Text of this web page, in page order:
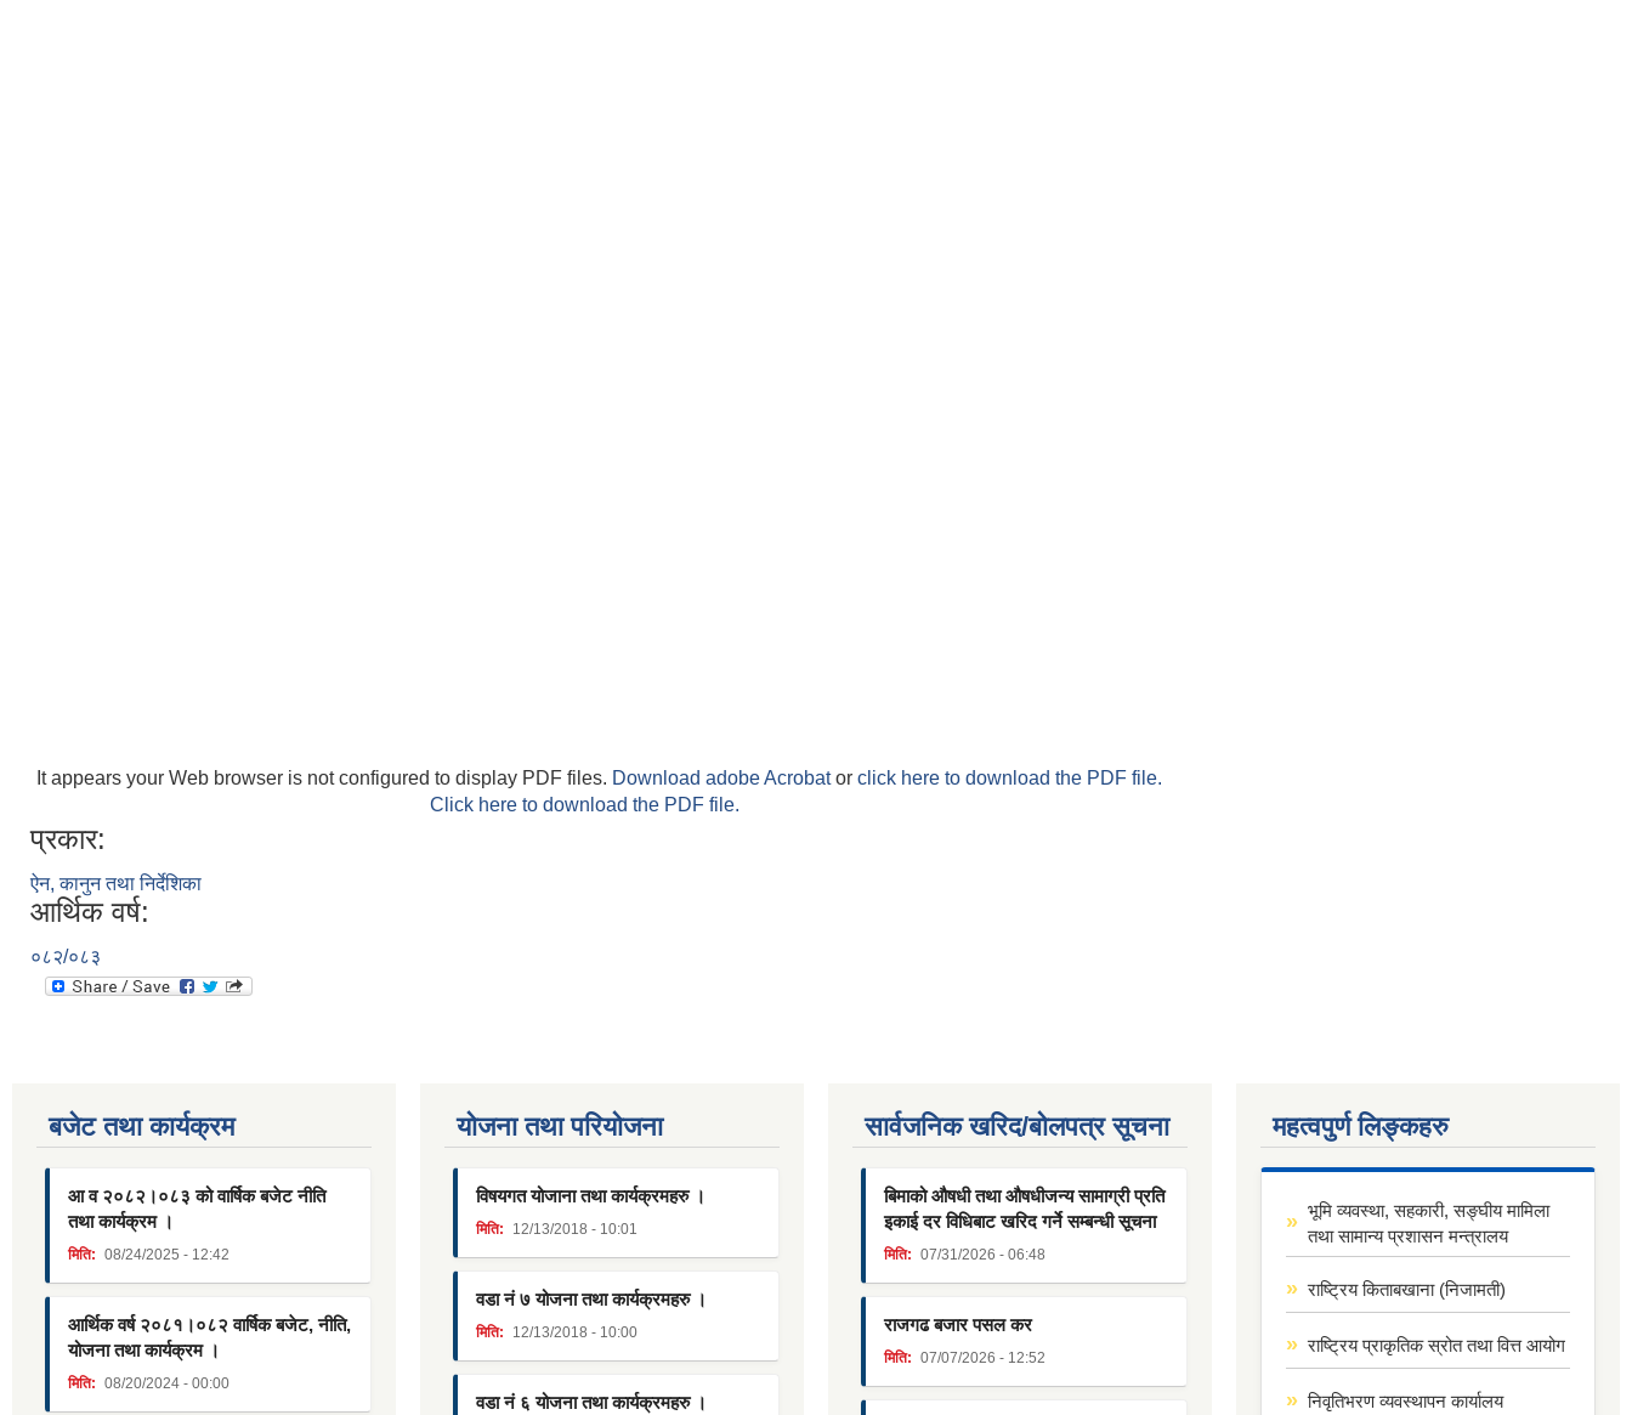
It appears your Web browser is not configured to display PDF files. Download adobe Acrobator click here to download the PDF file.
Click here to download the PDF file.
प्रकार:
ऐन, कानुन तथा निर्देशिका
आर्थिक वर्ष:
०८२/०८३
बजेट तथा कार्यक्रम
आ व २०८२।०८३ को वार्षिक बजेट नीति
तथा कार्यक्रम ।
मिति: 08/24/2025 - 12:42
आर्थिक वर्ष २०८१।०८२ वार्षिक बजेट, नीति,
योजना तथा कार्यक्रम ।
मिति: 08/20/2024 - 00:00
याेजना तथा परियाेजना
विषयगत योजाना तथा कार्यक्रमहरु ।
मिति: 12/13/2018 - 10:01
वडा नं ७ योजना तथा कार्यक्रमहरु ।
मिति: 12/13/2018 - 10:00
वडा नं ६ योजना तथा कार्यक्रमहरु ।
सार्वजनिक खरिद/बोलपत्र सूचना
बिमाको औषधी तथा औषधीजन्य सामाग्री प्रति
इकाई दर विधिबाट खरिद गर्ने सम्बन्धी सूचना
मिति: 07/31/2026 - 06:48
राजगढ बजार पसल कर
मिति: 07/07/2026 - 12:52
महत्वपुर्ण लिङ्कहरु
भूमि व्यवस्था, सहकारी, सङ्घीय मामिला
तथा सामान्य प्रशासन मन्त्रालय
राष्ट्रिय किताबखाना (निजामती)
राष्ट्रिय प्राकृतिक स्रोत तथा वित्त आयोग
निवृतिभरण व्यवस्थापन कार्यालय